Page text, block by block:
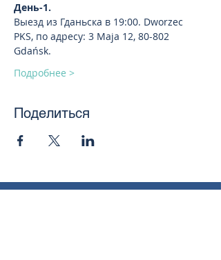
День-1.
Выезд из Гданьска в 19:00. Dworzec
PKS, по адресу: 3 Maja 12, 80-802
Gdańsk.
Подробнее >
Поделиться